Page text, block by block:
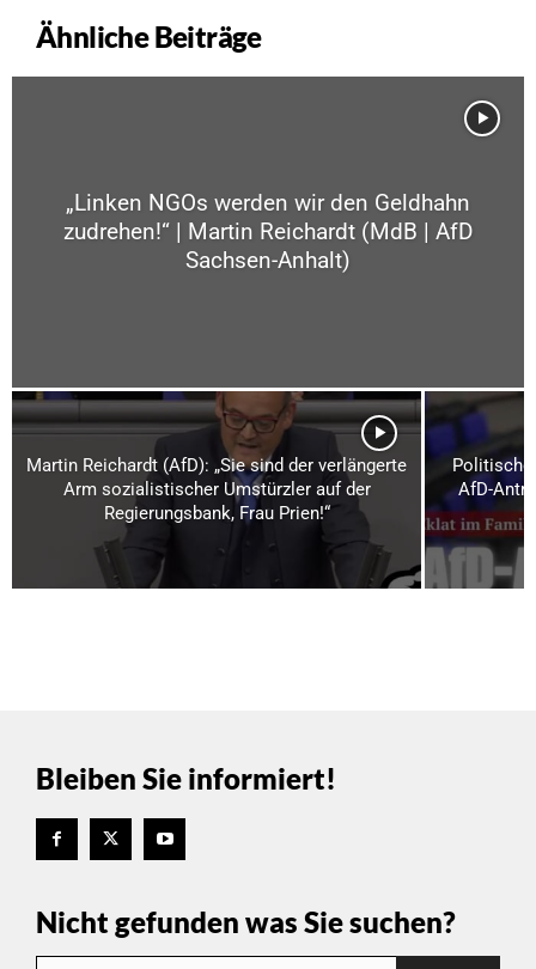
Ähnliche Beiträge
„Linken NGOs werden wir den Geldhahn
zudrehen!“ | Martin Reichardt (MdB | AfD
Sachsen-Anhalt)
Martin Reichardt (AfD): „Sie sind der verlängerte
Arm sozialistischer Umstürzler auf der
Regierungsbank, Frau Prien!“
AfD-
Bleiben Sie informiert!
Nicht gefunden was Sie suchen?